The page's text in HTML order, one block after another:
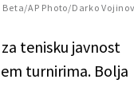
Beta/AP Photo/Darko
tenisku javnost
turnirima. Bolja